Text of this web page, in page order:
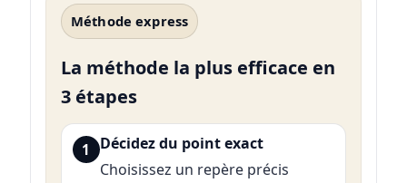
Méthode express
La méthode la plus efficace en
3 étapes
1
Décidez du point exact
Choisissez un repère précis